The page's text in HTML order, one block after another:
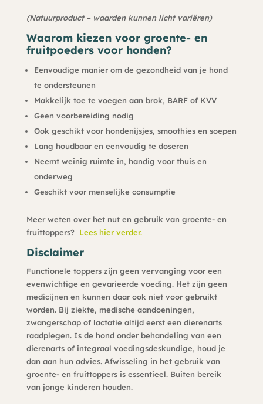
(Natuurproduct – waarden kunnen licht variëren)
Waarom kiezen voor groente- en
fruitpoeders voor honden?
Eenvoudige manier om de gezondheid van je hond
te ondersteunen
Makkelijk toe te voegen aan brok, BARF of KVV
Geen voorbereiding nodig
Ook geschikt voor hondenijsjes, smoothies en soepen
Lang houdbaar en eenvoudig te doseren
Neemt weinig ruimte in, handig voor thuis en
onderweg
Geschikt voor menselijke consumptie
Meer weten over het nut en gebruik van groente- en
fruittoppers? Lees hier verder.
Disclaimer
Functionele toppers zijn geen vervanging voor een
evenwichtige en gevarieerde voeding. Het zijn geen
medicijnen en kunnen daar ook niet voor gebruikt
worden. Bij ziekte, medische aandoeningen,
zwangerschap of lactatie altijd eerst een dierenarts
raadplegen. Is de hond onder behandeling van een
dierenarts of integraal voedingsdeskundige, houd je
dan aan hun advies. Afwisseling in het gebruik van
groente- en fruittoppers is essentieel. Buiten bereik
van jonge kinderen houden.